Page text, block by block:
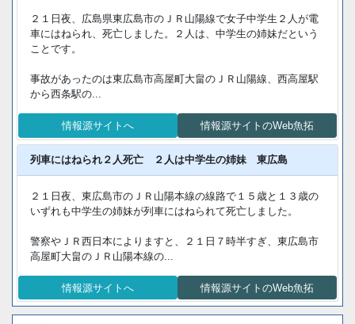
２１日夜、広島県東広島市のＪＲ山陽線で女子中学生２人が電
車にはねられ、死亡しました。２人は、中学生の姉妹だという
ことです。
事故があったのは東広島市高屋町大畠のＪＲ山陽線、西高屋駅
から西条駅の...
情報源サイトへ 情報源サイトのWeb魚拓
列車にはねられ２人死亡 ２人は中学生の姉妹 東広島
２１日夜、東広島市のＪＲ山陽本線の線路で１５歳と１３歳の
いずれも中学生の姉妹が列車にはねられて死亡しました。
警察やＪＲ西日本によりますと、２１日７時半すぎ、東広島市
高屋町大畠のＪＲ山陽本線の...
情報源サイトへ 情報源サイトのWeb魚拓